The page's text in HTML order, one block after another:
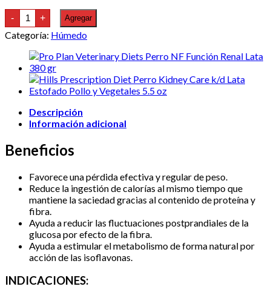
- Pro
Plan
Veterinary
Diets
Perro
OM
Manejo
De
Sobrepeso
380
cantidad
+ Agregar
Categoría: Húmedo
Descripción
Información adicional
Beneficios
Favorece una pérdida efectiva y regular de peso.
Reduce la ingestión de calorías al mismo tiempo que
mantiene la saciedad gracias al contenido de proteína y
fibra.
Ayuda a reducir las fluctuaciones postprandiales de la
glucosa por efecto de la fibra.
Ayuda a estimular el metabolismo de forma natural por
acción de las isoflavonas.
INDICACIONES: